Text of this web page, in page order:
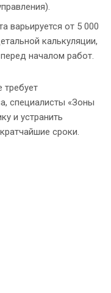
варьируется от 5 000
калькуляции,
началом работ.
требует
специалисты «Зоны
и устранить
сроки.